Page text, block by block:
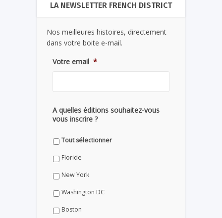
LA NEWSLETTER FRENCH DISTRICT
Nos meilleures histoires, directement
dans votre boite e-mail.
Votre email *
A quelles éditions souhaitez-vous
vous inscrire ?
Tout sélectionner
Floride
New York
Washington DC
Boston